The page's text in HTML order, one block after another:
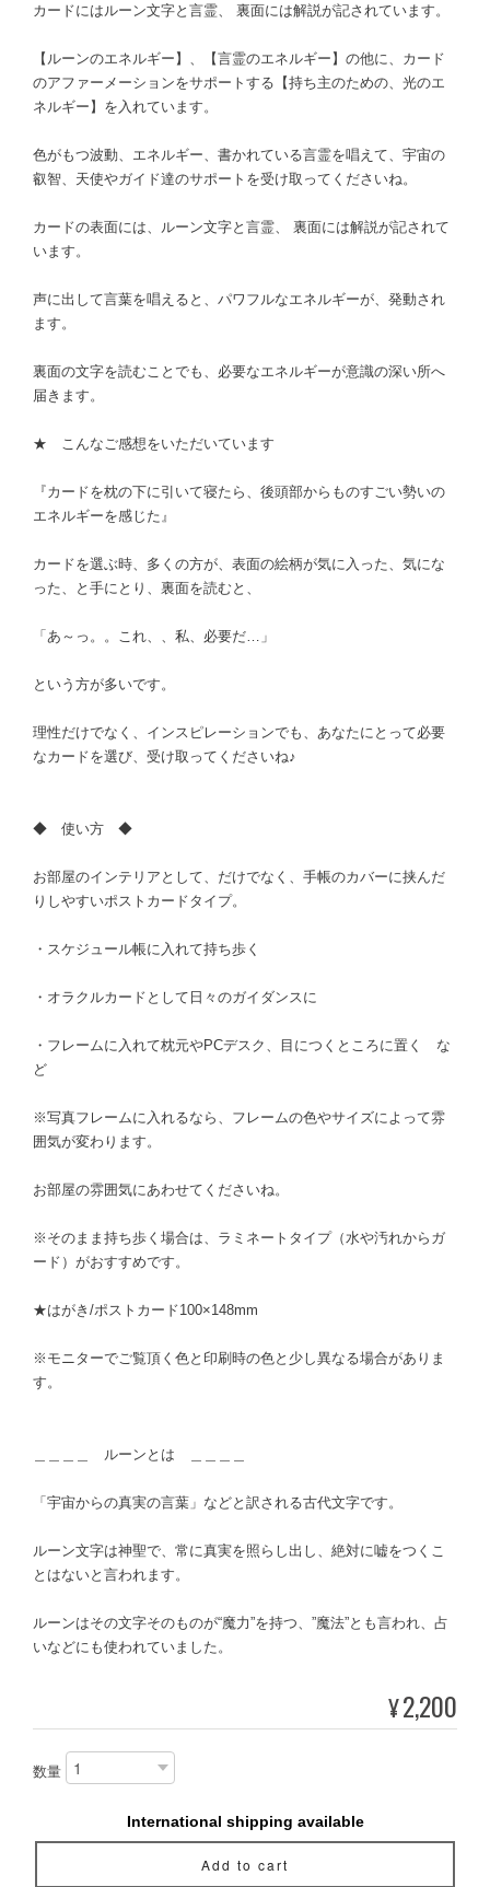
カードにはルーン文字と言霊、 裏面には解説が記されています。
【ルーンのエネルギー】、【言霊のエネルギー】の他に、カード
のアファーメーションをサポートする【持ち主のための、光のエ
ネルギー】を入れています。
色がもつ波動、エネルギー、書かれている言霊を唱えて、宇宙の
叡智、天使やガイド達のサポートを受け取ってくださいね。
カードの表面には、ルーン文字と言霊、 裏面には解説が記されて
います。
声に出して言葉を唱えると、パワフルなエネルギーが、発動され
ます。
裏面の文字を読むことでも、必要なエネルギーが意識の深い所へ
届きます。
★ こんなご感想をいただいています
『カードを枕の下に引いて寝たら、後頭部からものすごい勢いの
エネルギーを感じた』
カードを選ぶ時、多くの方が、表面の絵柄が気に入った、気にな
った、と手にとり、裏面を読むと、
「あ～っ。。これ、、私、必要だ…」
という方が多いです。
理性だけでなく、インスピレーションでも、あなたにとって必要
なカードを選び、受け取ってくださいね♪
◆ 使い方 ◆
お部屋のインテリアとして、だけでなく、手帳のカバーに挟んだ
りしやすいポストカードタイプ。
・スケジュール帳に入れて持ち歩く
・オラクルカードとして日々のガイダンスに
・フレームに入れて枕元やPCデスク、目につくところに置く な
ど
※写真フレームに入れるなら、フレームの色やサイズによって雰
囲気が変わります。
お部屋の雰囲気にあわせてくださいね。
※そのまま持ち歩く場合は、ラミネートタイプ（水や汚れからガ
ード）がおすすめです。
★はがき/ポストカード100×148mm
※モニターでご覧頂く色と印刷時の色と少し異なる場合がありま
す。
＿＿＿＿ ルーンとは ＿＿＿＿
「宇宙からの真実の言葉」などと訳される古代文字です。
ルーン文字は神聖で、常に真実を照らし出し、絶対に嘘をつくこ
とはないと言われます。
ルーンはその文字そのものが“魔力”を持つ、”魔法”とも言われ、占
いなどにも使われていました。
¥2,200
数量
International shipping available
Add to cart